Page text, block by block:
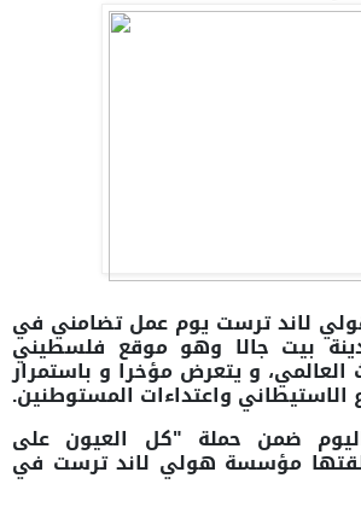
لاند ترست يوم عمل تضامني في
بيت جالا وهو موقع فلسطيني
و يتعرض مؤخرا و باستمرار
الاستيطاني واعتداءات المستوطنين.
ضمن حملة "كل العيون على
مؤسسة هولي لاند ترست في